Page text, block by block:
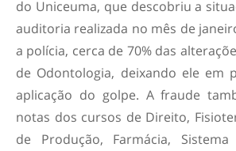
do Uniceuma, que descobriu a
auditoria realizada no mês de
a polícia, cerca de 70% das
de Odontologia, deixando ele em
aplicação do golpe. A fraude
notas dos cursos de Direito,
de Produção, Farmácia,